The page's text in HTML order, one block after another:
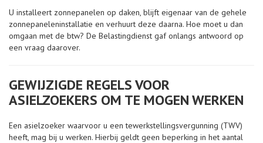
U installeert zonnepanelen op daken, blijft eigenaar van de gehele
zonnepaneleninstallatie en verhuurt deze daarna. Hoe moet u dan
omgaan met de btw? De Belastingdienst gaf onlangs antwoord op
een vraag daarover.
GEWIJZIGDE REGELS VOOR
ASIELZOEKERS OM TE MOGEN WERKEN
Een asielzoeker waarvoor u een tewerkstellingsvergunning (TWV)
heeft, mag bij u werken. Hierbij geldt geen beperking in het aantal